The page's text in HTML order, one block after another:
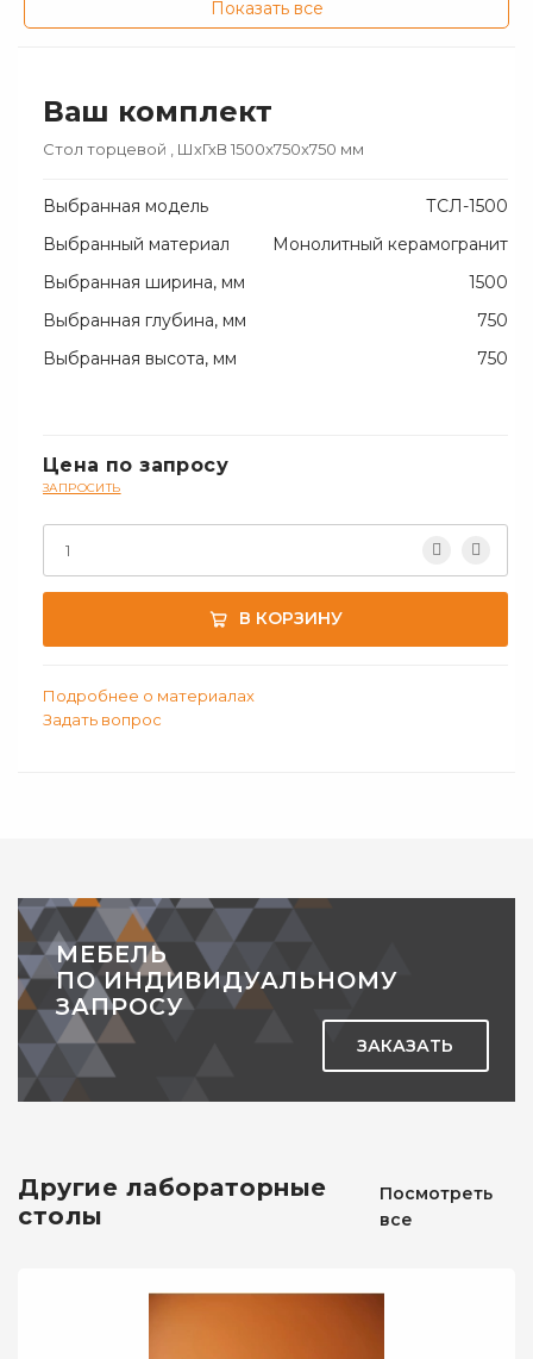
Тумба подкатная металлическая комбинированная
Тумба подкатная ЛДСП с тремя ящиками
Тумба подкатная ЛДСП с дверкой
ДОБАВИТЬ В КОМПЛЕКТ
Показать все
Ваш комплект
Стол торцевой , ШхГхВ 1500x750x750 мм
Выбранная модель
ТСЛ-1500
Выбранный материал
Монолитный керамогранит
Выбранная ширина, мм
1500
Выбранная глубина, мм
750
Выбранная высота, мм
750
Цена по запросу
ЗАПРОСИТЬ
В КОРЗИНУ
Подробнее о материалах
Задать вопрос
МЕБЕЛЬ
ПО ИНДИВИДУАЛЬНОМУ
ЗАПРОСУ
ЗАКАЗАТЬ
Другие лабораторные
столы
Посмотреть
все